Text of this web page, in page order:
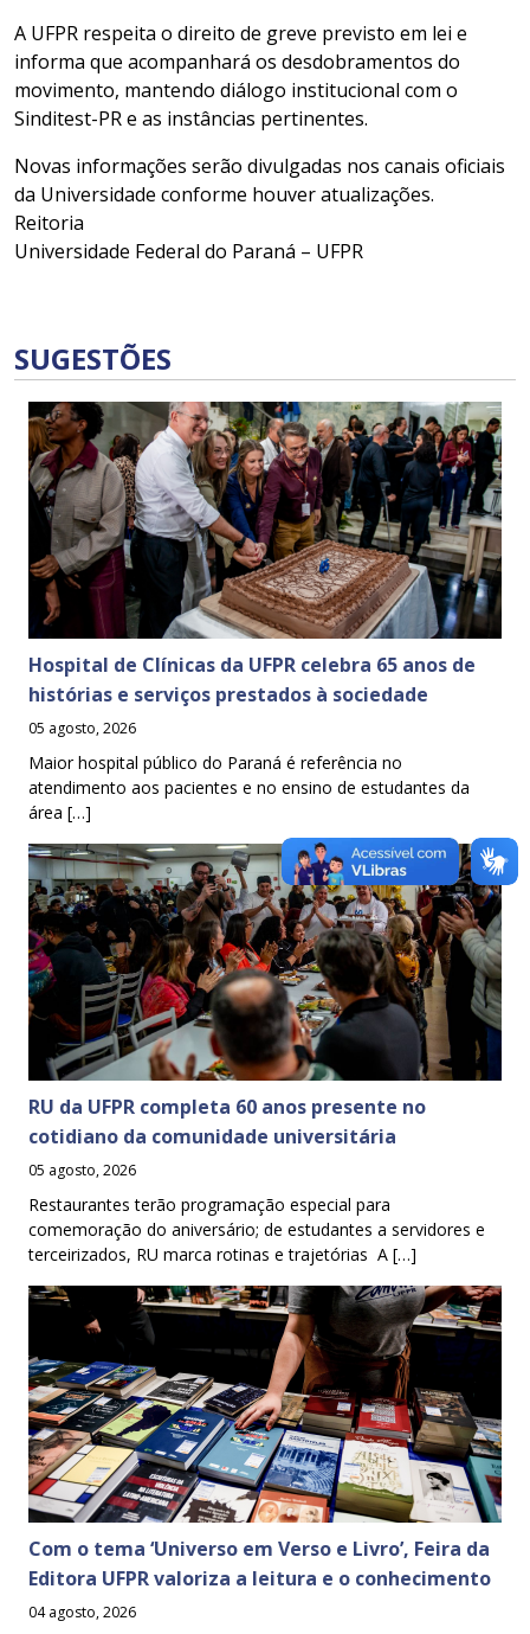
A UFPR respeita o direito de greve previsto em lei e
informa que acompanhará os desdobramentos do
movimento, mantendo diálogo institucional com o
Sinditest-PR e as instâncias pertinentes.
Novas informações serão divulgadas nos canais oficiais
da Universidade conforme houver atualizações.
Reitoria
Universidade Federal do Paraná – UFPR
SUGESTÕES
Hospital de Clínicas da UFPR celebra 65 anos de
histórias e serviços prestados à sociedade
05 agosto, 2026
Maior hospital público do Paraná é referência no
atendimento aos pacientes e no ensino de estudantes da
área […]
RU da UFPR completa 60 anos presente no
cotidiano da comunidade universitária
05 agosto, 2026
Restaurantes terão programação especial para
comemoração do aniversário; de estudantes a servidores e
terceirizados, RU marca rotinas e trajetórias A […]
Com o tema ‘Universo em Verso e Livro’, Feira da
Editora UFPR valoriza a leitura e o conhecimento
04 agosto, 2026